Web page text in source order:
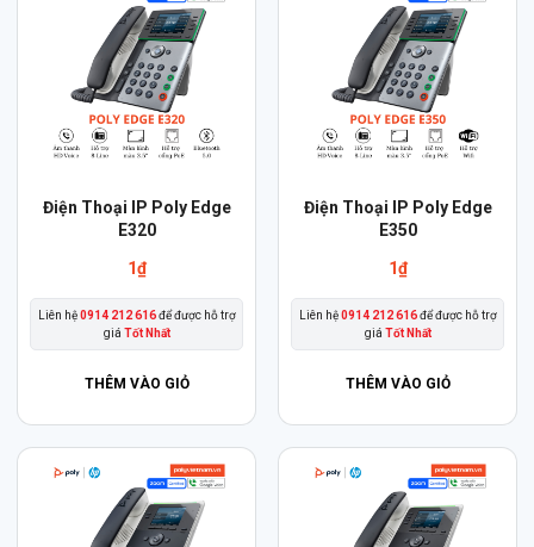
Điện Thoại IP Poly Edge
E320
1₫
Liên hệ0914 212 616để được hỗ trợ
giá Tốt Nhất
THÊM VÀO GIỎ
Điện Thoại IP Poly Edge
E350
1₫
Liên hệ0914 212 616để được hỗ trợ
giá Tốt Nhất
THÊM VÀO GIỎ